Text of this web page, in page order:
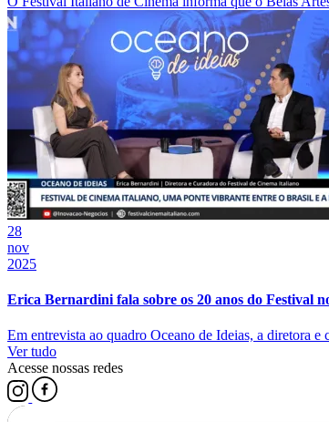
28
nov
2025
Erica Bernardini fala sobre os 20 anos do Festival
Em entrevista ao quadro Oceano de Ideias, a diretora
Ver tudo
Acesse nossas redes